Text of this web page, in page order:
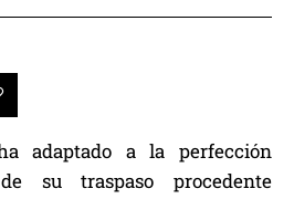
adaptado a la perfección
su traspaso procedente